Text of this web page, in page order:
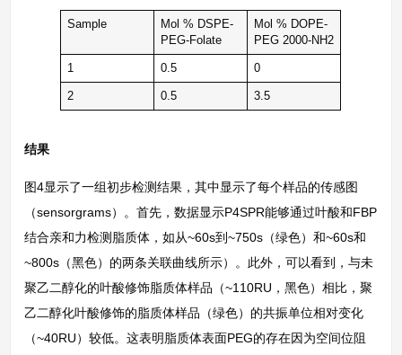
Sample
Mol % DSPE-
PEG-Folate
Mol % DOPE-
PEG 2000-NH2
1 0.5 0
2 0.5 3.5
结果
图4显示了一组初步检测结果，其中显示了每个样品的传感图
（sensorgrams）。首先，数据显示P4SPR能够通过叶酸和FBP
结合亲和力检测脂质体，如从~60s到~750s（绿色）和~60s和
~800s（黑色）的两条关联曲线所示）。此外，可以看到，与未
聚乙二醇化的叶酸修饰脂质体样品（~110RU，黑色）相比，聚
乙二醇化叶酸修饰的脂质体样品（绿色）的共振单位相对变化
（~40RU）较低。这表明脂质体表面PEG的存在因为空间位阻